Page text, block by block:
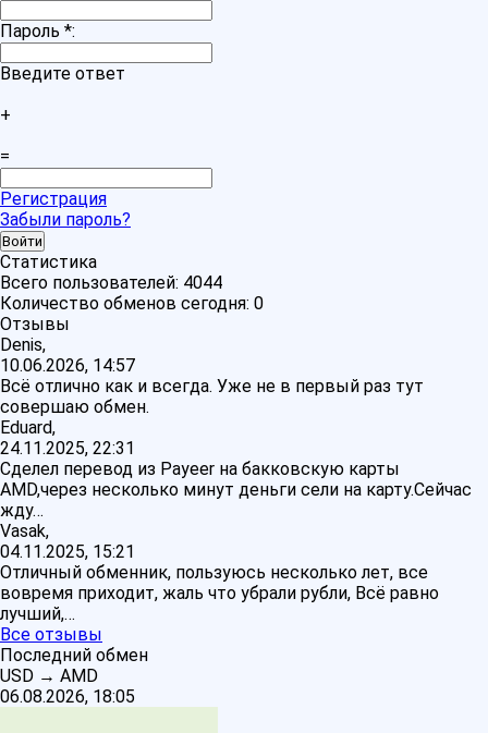
Пароль *:
Введите ответ
+
=
Регистрация
Забыли пароль?
Статистика
Всего пользователей: 4044
Количество обменов сегодня: 0
Отзывы
Denis,
10.06.2026, 14:57
Всё отлично как и всегда. Уже не в первый раз тут
совершаю обмен.
Eduard,
24.11.2025, 22:31
Сделел перевод из Payeer на бакковскую карты
AMD,через несколько минут деньги сели на карту.Сейчас
жду…
Vasak,
04.11.2025, 15:21
Отличный обменник, пользуюсь несколько лет, все
вовремя приходит, жаль что убрали рубли, Всё равно
лучший,…
Все отзывы
Последний обмен
USD → AMD
06.08.2026, 18:05